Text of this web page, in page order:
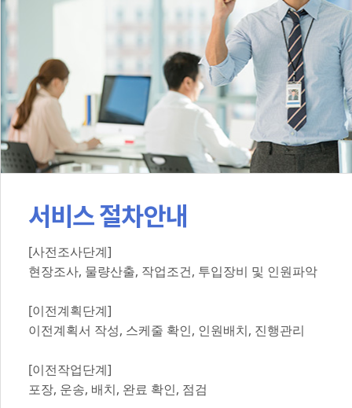
서비스 절차안내
[사전조사단계]
현장조사, 물량산출, 작업조건, 투입장비 및 인원파악
[이전계획단계]
이전계획서 작성, 스케줄 확인, 인원배치, 진행관리
[이전작업단계]
포장, 운송, 배치, 완료 확인, 점검